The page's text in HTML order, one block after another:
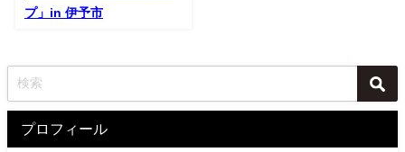
プ」in 伊予市
プロフィール